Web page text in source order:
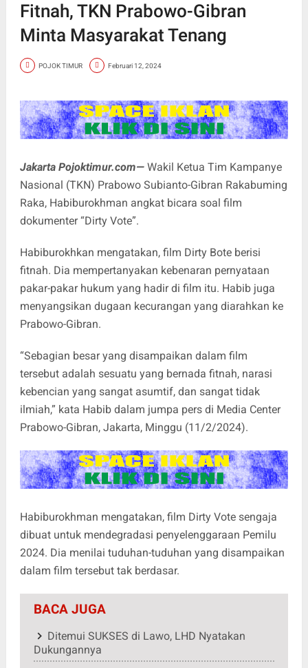
Fitnah, TKN Prabowo-Gibran
Minta Masyarakat Tenang
POJOK TIMUR Februari 12, 2024
Jakarta Pojoktimur.com—Wakil Ketua Tim Kampanye
Nasional (TKN) Prabowo Subianto-Gibran Rakabuming
Raka, Habiburokhman angkat bicara soal film
dokumenter “Dirty Vote”.
Habiburokhkan mengatakan, film Dirty Bote berisi
fitnah. Dia mempertanyakan kebenaran pernyataan
pakar-pakar hukum yang hadir di film itu. Habib juga
menyangsikan dugaan kecurangan yang diarahkan ke
Prabowo-Gibran.
“Sebagian besar yang disampaikan dalam film
tersebut adalah sesuatu yang bernada fitnah, narasi
kebencian yang sangat asumtif, dan sangat tidak
ilmiah,” kata Habib dalam jumpa pers di Media Center
Prabowo-Gibran, Jakarta, Minggu (11/2/2024).
Habiburokhman mengatakan, film Dirty Vote sengaja
dibuat untuk mendegradasi penyelenggaraan Pemilu
2024. Dia menilai tuduhan-tuduhan yang disampaikan
dalam film tersebut tak berdasar.
BACA JUGA
Ditemui SUKSES di Lawo, LHD Nyatakan
Dukungannya